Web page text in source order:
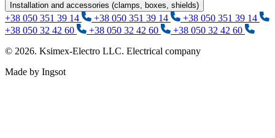
Installation and accessories (clamps, boxes, shields)
+38 050 351 39 14 +38 050 351 39 14
+38 050 351 39 14
+38 050 32 42 60
+38 050 32 42 60
+38 050 32 42 60
© 2026. Ksimex-Electro LLC. Electrical company
Made by Ingsot